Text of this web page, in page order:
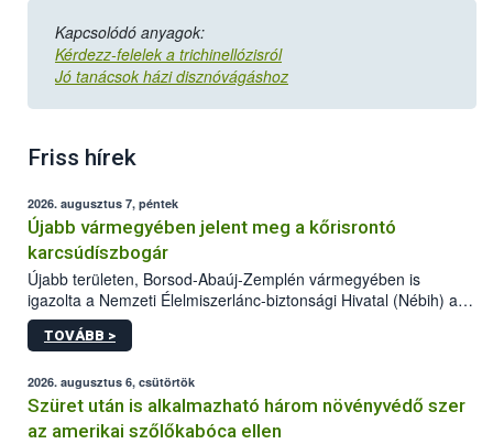
Kapcsolódó anyagok:
Kérdezz-felelek a trichinellózisról
Jó tanácsok házi disznóvágáshoz
Friss hírek
2026. augusztus 7, péntek
Újabb vármegyében jelent meg a kőrisrontó
karcsúdíszbogár
Újabb területen, Borsod-Abaúj-Zemplén vármegyében is
igazolta a Nemzeti Élelmiszerlánc-biztonsági Hivatal (Nébih) a
kőrisrontó karcsúdíszbogár (Agrilus planipennis) jelenlétét. A
kártevőt nem csak színcsapdában találták meg, de már fertőzött
az intenzív felderítést, emellett az intézkedéseket a szlovák
hatósággal is összehangolják a terjedés megállítása érdekében.
TOVÁBB >
2026. augusztus 6, csütörtök
Szüret után is alkalmazható három növényvédő szer
az amerikai szőlőkabóca ellen